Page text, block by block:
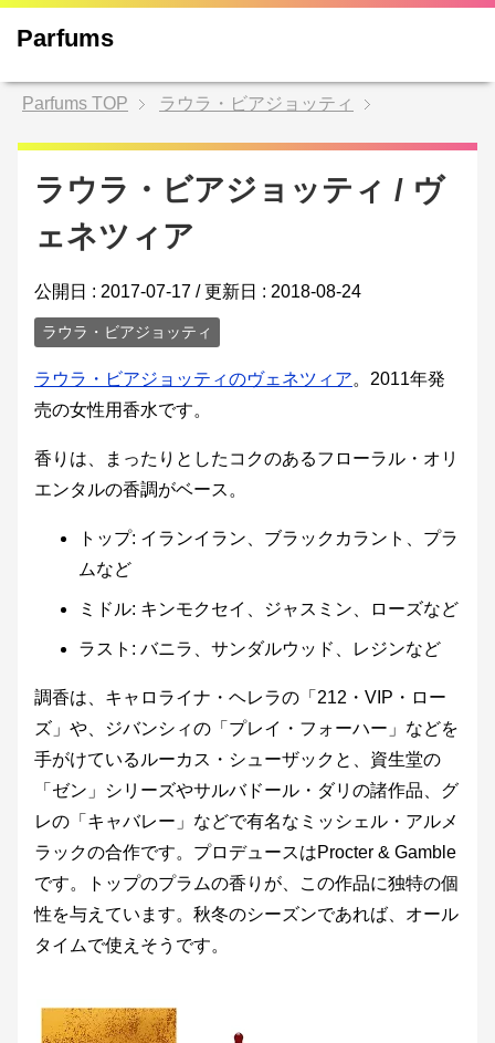
Parfums
Parfums TOP ラウラ・ビアジョッティ
ラウラ・ビアジョッティ / ヴ
ェネツィア
公開日 : 2017-07-17 / 更新日 : 2018-08-24
ラウラ・ビアジョッティ
ラウラ・ビアジョッティのヴェネツィア。2011年発
売の女性用香水です。
香りは、まったりとしたコクのあるフローラル・オリ
エンタルの香調がベース。
トップ: イランイラン、ブラックカラント、プラ
ムなど
ミドル: キンモクセイ、ジャスミン、ローズなど
ラスト: バニラ、サンダルウッド、レジンなど
調香は、キャロライナ・ヘレラの「212・VIP・ロー
ズ」や、ジバンシィの「プレイ・フォーハー」などを
手がけているルーカス・シューザックと、資生堂の
「ゼン」シリーズやサルバドール・ダリの諸作品、グ
レの「キャバレー」などで有名なミッシェル・アルメ
ラックの合作です。プロデュースはProcter & Gamble
です。トップのプラムの香りが、この作品に独特の個
性を与えています。秋冬のシーズンであれば、オール
タイムで使えそうです。